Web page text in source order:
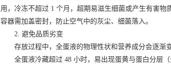
用，冷冻不超过 1 个月，超期易滋生细菌或产生有害物
容器需加盖密封，防止空气中的灰尘、细菌落入。
2. 避免品质劣变
存放过程中，全蛋液的物理性状和营养成分会逐渐
全蛋液冷藏超过 48 小时，易出现蛋黄与蛋白分层（